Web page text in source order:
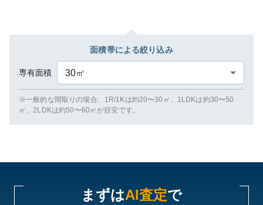
面積帯による絞り込み
専有面積 30㎡
※一般的な間取りの場合、1R/1Kは約20〜30㎡、1LDKは約30〜50
㎡、2LDKは約50〜60㎡が目安です。
まずはAI査定で